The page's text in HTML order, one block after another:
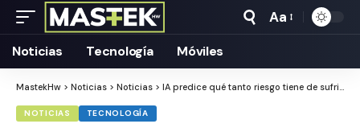
Tamaño
Aa
Noticias Tecnología Móviles
MastekHw > Noticias > Noticias > IA predice qué tanto riesgo tiene de sufrir caídas a futuro según su barriga
NOTICIAS TECNOLOGÍA